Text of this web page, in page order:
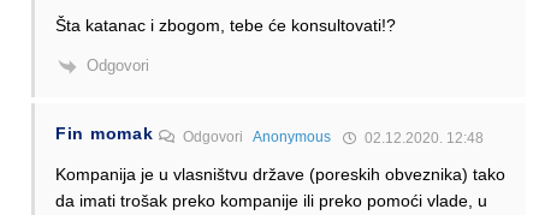
Šta katanac i zbogom, tebe će konsultovati!?
Odgovori
Fin momak OdgovoriAnonymous 02.12.2020. 12:48
Kompanija je u vlasništvu države (poreskih obveznika) tako
da imati trošak preko kompanije ili preko pomoći vlade, u